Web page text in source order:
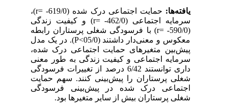
یافته‌ها:حمایت اجتماعی درک شده (619/0- = r)،
سرمایه اجتماعی (462/0- =
r) و کیفیت زندگی
r) با فرسودگی شغلی پرستاران رابطه
معکوس و معنی‌دار داشتند (05/0
P<). در یک مدل
پیش‌بین متغیرهای حمایت اجتماعی درک شده،
سرمایه اجتماعی و کیفیت زندگی به طور معنی
داری توانستند 6/42 درصد از تغییرات فرسودگی
شغلی پرستاران را پیش‌بینی کنند. سهم حمایت
اجتماعی درک شده در پیش‌بینی فرسودگی
شغلی پرستاران بیش از سایر متغیرها بود.